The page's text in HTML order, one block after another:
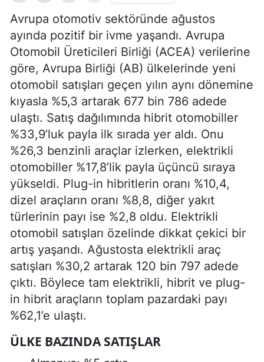
Avrupa otomotiv sektöründe ağustos
ayında pozitif bir ivme yaşandı. Avrupa
Otomobil Üreticileri Birliği (ACEA) verilerine
göre, Avrupa Birliği (AB) ülkelerinde yeni
otomobil satışları geçen yılın aynı dönemine
kıyasla %5,3 artarak 677 bin 786 adede
ulaştı. Satış dağılımında hibrit otomobiller
%33,9’luk payla ilk sırada yer aldı. Onu
%26,3 benzinli araçlar izlerken, elektrikli
otomobiller %17,8’lik payla üçüncü sıraya
yükseldi. Plug-in hibritlerin oranı %10,4,
dizel araçların oranı %8,8, diğer yakıt
türlerinin payı ise %2,8 oldu. Elektrikli
otomobil satışları özelinde dikkat çekici bir
artış yaşandı. Ağustosta elektrikli araç
satışları %30,2 artarak 120 bin 797 adede
çıktı. Böylece tam elektrikli, hibrit ve plug-
in hibrit araçların toplam pazardaki payı
%62,1’e ulaştı.
ÜLKE BAZINDA SATIŞLAR